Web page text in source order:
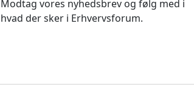
Modtag vores nyhedsbrev og følg med i
hvad der sker i Erhvervsforum.